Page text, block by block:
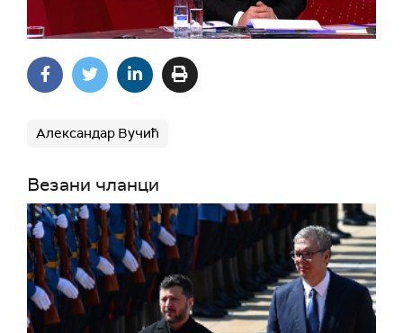
Александар Вучић
Везани чланци